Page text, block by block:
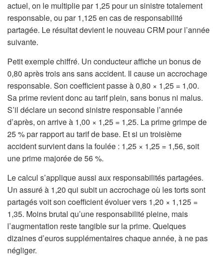
actuel, on le multiplie par 1,25 pour un sinistre totalement
responsable, ou par 1,125 en cas de responsabilité
partagée. Le résultat devient le nouveau CRM pour l’année
suivante.
Petit exemple chiffré. Un conducteur affiche un bonus de
0,80 après trois ans sans accident. Il cause un accrochage
responsable. Son coefficient passe à 0,80 × 1,25 = 1,00.
Sa prime revient donc au tarif plein, sans bonus ni malus.
S’il déclare un second sinistre responsable l’année
d’après, on arrive à 1,00 × 1,25 = 1,25. La prime grimpe de
25 % par rapport au tarif de base. Et si un troisième
accident survient dans la foulée : 1,25 × 1,25 = 1,56, soit
une prime majorée de 56 %.
Le calcul s’applique aussi aux responsabilités partagées.
Un assuré à 1,20 qui subit un accrochage où les torts sont
partagés voit son coefficient évoluer vers 1,20 × 1,125 =
1,35. Moins brutal qu’une responsabilité pleine, mais
l’augmentation reste tangible sur la prime. Quelques
dizaines d’euros supplémentaires chaque année, à ne pas
négliger.